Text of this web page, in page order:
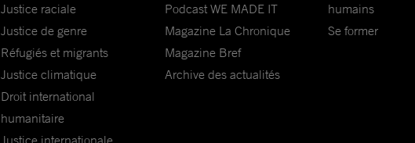
Justice raciale
Justice de genre
Réfugiés et migrants
Justice climatique
Droit international
humanitaire
Justice internationale
Podcast WE MADE IT
Magazine La Chronique
Magazine Bref
Archive des actualités
humains
Se former